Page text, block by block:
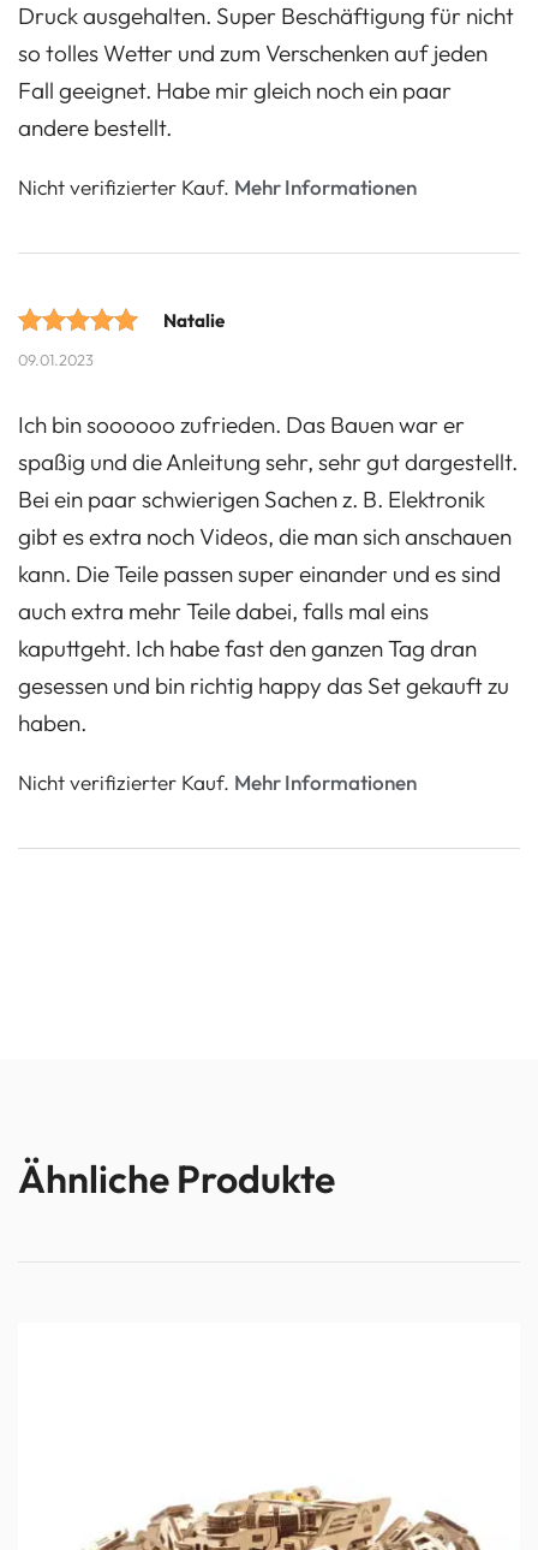
Kundenbewertungen.
Druck ausgehalten. Super Beschäftigung für nicht
so tolles Wetter und zum Verschenken auf jeden
Fall geeignet. Habe mir gleich noch ein paar
andere bestellt.
Nicht verifizierter Kauf. Mehr Informationen
Bewertet mit
Punkten
basierend
auf
Kundenbewertungen.
Natalie
09.01.2023
Ich bin soooooo zufrieden. Das Bauen war er
spaßig und die Anleitung sehr, sehr gut dargestellt.
Bei ein paar schwierigen Sachen z. B. Elektronik
gibt es extra noch Videos, die man sich anschauen
kann. Die Teile passen super einander und es sind
auch extra mehr Teile dabei, falls mal eins
kaputtgeht. Ich habe fast den ganzen Tag dran
gesessen und bin richtig happy das Set gekauft zu
haben.
Nicht verifizierter Kauf. Mehr Informationen
Ähnliche Produkte